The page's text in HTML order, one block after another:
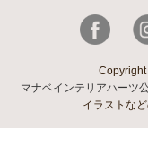
Copyright
マナベインテリアハーツ
イラストな